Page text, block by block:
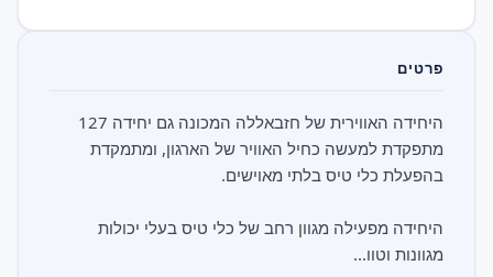
פרטים
היחידה האווירית של חזבאללה המכונה גם יחידה 127
מתפקדת למעשה כחיל האוויר של הארגון, ומתמקדת
היחידה מפעילה מגוון רחב של כלי טיס בעלי יכולות
מגוונות וטוו...